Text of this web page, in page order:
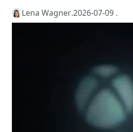
Lena Wagner.2026-07-09 .